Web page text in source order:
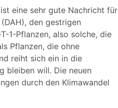
eine sehr gute Nachricht für
den gestrigen
1-Pflanzen, also solche, die
Pflanzen, die ohne
reiht sich ein in die
bleiben will. Die neuen
durch den Klimawandel